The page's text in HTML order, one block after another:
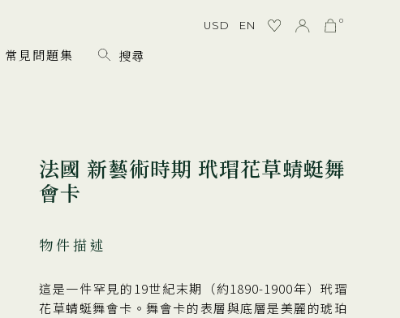
常見問題集
USD EN 0
法國 新藝術時期 玳瑁花草蜻蜓舞
會卡
物件描述
這是一件罕見的19世紀末期（約1890-1900年）玳瑁
花草蜻蜓舞會卡。舞會卡的表層與底層是美麗的琥珀